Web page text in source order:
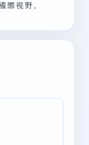
際視野。